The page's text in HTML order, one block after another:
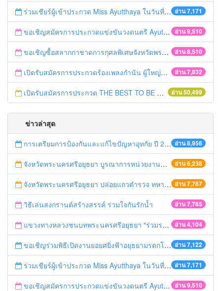
อ่าน 7,171
ร่วมเชียร์ผู้เข้าประกวด Miss Ayutthaya ในวันที่ 15 ธันวาคม 2560
อ่าน 9,510
ขอเชิญสมัครการประกวดแข่งขันวงดนตรี Ayutthaya battle of the bands
อ่าน 8,510
ขอเชิญซื้อสลากกาชาดการกุศลพิเศษจังหวัดพระนครศรีอยุธยา 2560
อ่าน 7,832
เปิดรับสมัครการประกวดร้องเพลงกำนัน ผู้ใหญ่บ้าน ฯลฯ
อ่าน 50,499
เปิดรับสมัครการประกวด THE BEST TO BE NUMBER ONE
ข่าวล่าสุด
อ่าน 8,956
การเตรียมการป้องกันและแก้ไขปัญหาอุทกัย ปี 2561
อ่าน 6,238
จังหวัดพระนครศรีอยุธยา บูรณาการหน่วยงานที่เกี่ยวข้อง ลงพื้นที่จัดระเบียบและดำเนินมาตรการตามบทลงโทษสูงสุดกับผู้ประกอบการร้านค้าที่ยังฝ่าฝืนตั้งร้านค้ารุกล้ำเขตพื้นที่ทางหลวง เตรียมความปลอดภัยก่อนเทศกาลสงกรานต์
อ่าน 7,787
จังหวัดพระนครศรีอยุธยา ปล่อยแถวตำรวจ ทหาร ฝ่ายปกครอง กว่า 100 นาย ตรวจเข้มท่ารถสาธารณะ สถานีขนส่งรถโดยสาร วินรถตู้ และสถานีรถไฟ เตรียมรับมือเทศกาลสงกรานต์
อ่าน 7,765
วิธีเล่นสงกรานต์สร้างสรรค์ ร่วมใจกันรักน้ำ
อ่าน 4,104
แขวงทางหลวงชนบทพระนครศรีอยุธยา "ร่วมรณรงค์ ขับช้า เปิดไฟหน้า คาดเข็มขัด" เทศกาลสงกรานต์ ปี 2561
อ่าน 7,122
ขอเชิญร่วมพิธีเปิดงานยอยศยิ่งฟ้าอยุธยามรดกโลก
อ่าน 7,171
ร่วมเชียร์ผู้เข้าประกวด Miss Ayutthaya ในวันที่ 15 ธันวาคม 2560
อ่าน 9,510
ขอเชิญสมัครการประกวดแข่งขันวงดนตรี Ayutthaya battle of the bands